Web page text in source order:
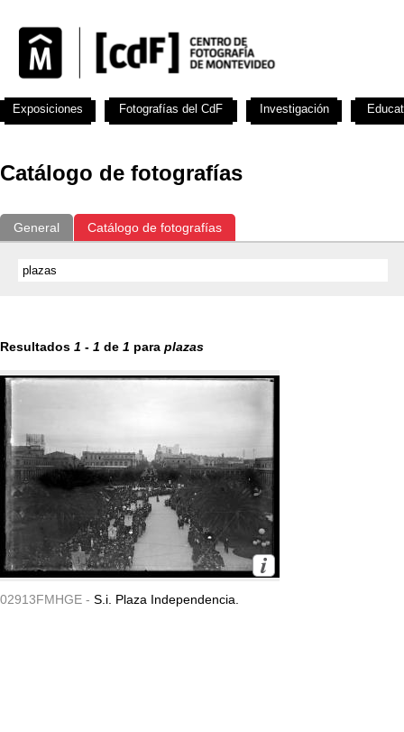
Catálogo de fotografías
General Catálogo de fotografías
Resultados 1 - 1 de 1 para plazas
02913FMHGE - S.i. Plaza Independencia.
Exposiciones Fotografías del CdF Investigación